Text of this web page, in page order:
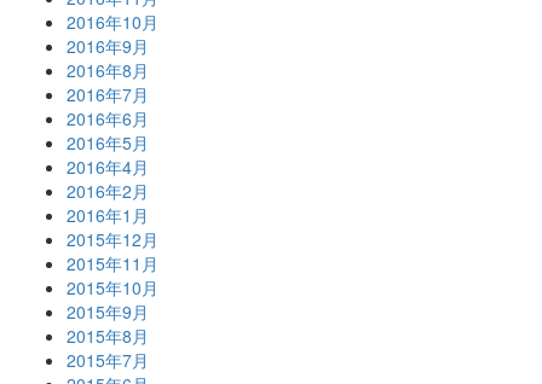
2016年10月
2016年9月
2016年8月
2016年7月
2016年6月
2016年5月
2016年4月
2016年2月
2016年1月
2015年12月
2015年11月
2015年10月
2015年9月
2015年8月
2015年7月